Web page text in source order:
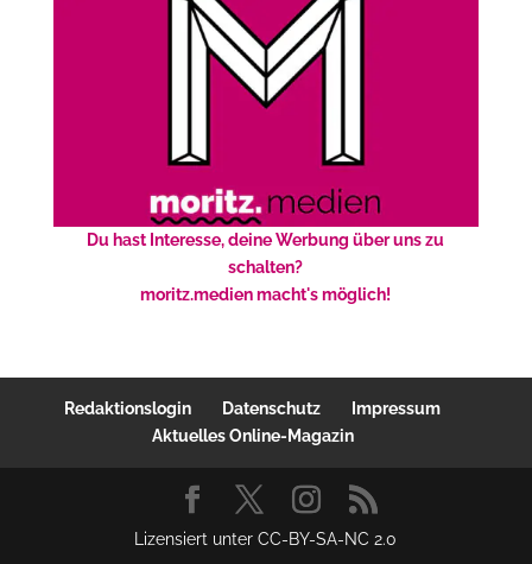
Du hast Interesse, deine Werbung über uns zu
schalten?
moritz.medien macht's möglich!
Redaktionslogin Datenschutz
Impressum
Aktuelles Online-Magazin
Lizensiert unter CC-BY-SA-NC 2.0